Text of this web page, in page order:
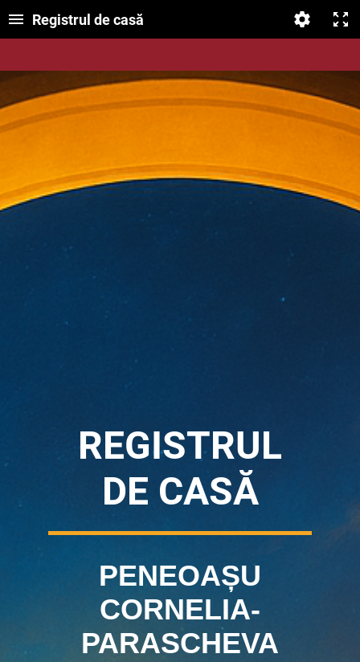
Registrul de casă
REGISTRUL
DE CASĂ
PENEOAȘU
CORNELIA-
PARASCHEVA